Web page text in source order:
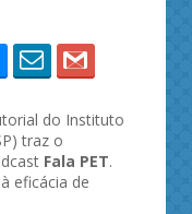
do Instituto
traz o
Fala PET.
eficácia de